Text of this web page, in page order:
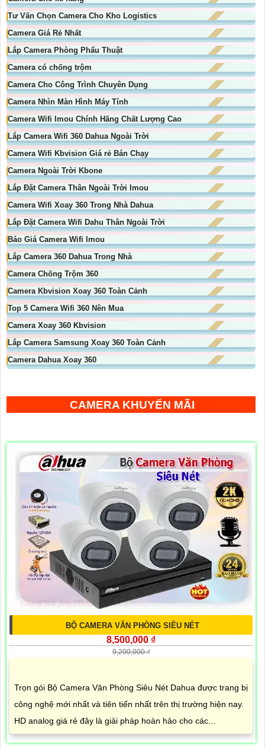
Tư Vấn Chọn Camera Cho Kho Logistics
Camera Giá Rẻ Nhất
Lắp Camera Phòng Phẩu Thuật
Camera có chống trộm
Camera Cho Công Trình Chuyên Dụng
Camera Nhìn Màn Hình Máy Tính
Camera Wifi Imou Chính Hãng Chất Lượng Cao
Lắp Camera Wifi 360 Dahua Ngoài Trời
Camera Wifi Kbvision Giá rẻ Bán Chạy
Camera Ngoài Trời Kbone
Lắp Đặt Camera Thân Ngoài Trời Imou
Camera Wifi Xoay 360 Trong Nhà Dahua
Lắp Đặt Camera Wifi Dahu Thân Ngoài Trời
Báo Giá Camera Wifi Imou
Lắp Camera 360 Dahua Trong Nhà
Camera Chống Trộm 360
Camera Kbvision Xoay 360 Toàn Cảnh
Top 5 Camera Wifi 360 Nên Mua
Camera Xoay 360 Kbvision
Lắp Camera Samsung Xoay 360 Toàn Cảnh
Camera Dahua Xoay 360
CAMERA KHUYẾN MÃI
BỘ CAMERA VĂN PHÒNG SIÊU NÉT
8,500,000 ₫
9,200,000 ₫
Trọn gói Bộ Camera Văn Phòng Siêu Nét Dahua được trang bị
công nghệ mới nhất và tiên tiến nhất trên thị trường hiện nay.
HD analog giá rẻ đây là giải pháp hoàn hảo cho các...